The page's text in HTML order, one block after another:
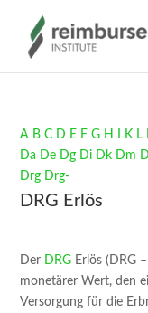
A B C D E F G H K L
Da De Dg Di Dk Dm
Drg­ Drg-
DRG Erlös
Der DRG Erlös (DRG
monetärer Wert, den
Versorgung für die